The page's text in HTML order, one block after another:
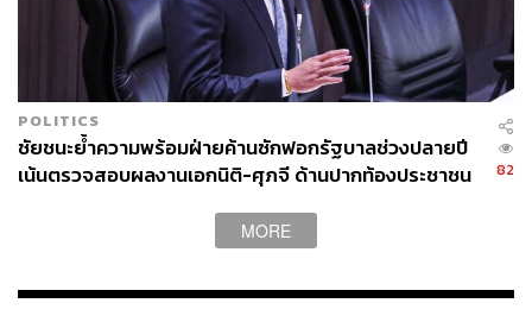
POLITICS
ชัยชนะย้ำความพร้อมฝ่ายค้านซักฟอกรัฐบาลช่วงปลายปี
เน้นตรวจสอบผลงานเอกนิติ-ศุภจี ด้านปากท้องประชาชน
82
MORE